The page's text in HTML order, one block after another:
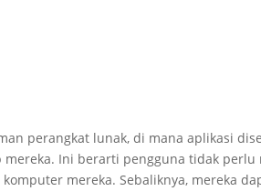
perangkat lunak, di mana aplikasi
Ini berarti pengguna tidak
mereka. Sebaliknya, mereka